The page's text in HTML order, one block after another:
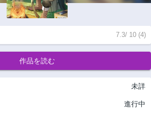
7.3/ 10 (4)
作品を読む
未詳
進行中